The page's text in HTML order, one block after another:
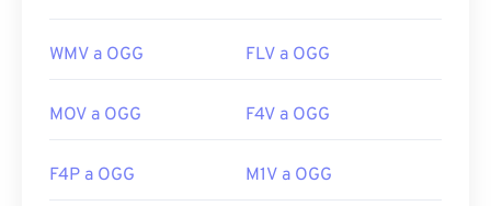
WMV a OGG FLV a OGG
MOV a OGG F4V a OGG
F4P a OGG M1V a OGG